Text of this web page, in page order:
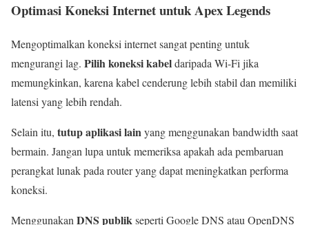
Optimasi Koneksi Internet untuk Apex Legends
Mengoptimalkan koneksi internet sangat penting untuk
mengurangi lag. Pilih koneksi kabeldaripada Wi-Fi jika
memungkinkan, karena kabel cenderung lebih stabil dan memiliki
latensi yang lebih rendah.
Selain itu, tutup aplikasi lainyang menggunakan bandwidth saat
bermain. Jangan lupa untuk memeriksa apakah ada pembaruan
perangkat lunak pada router yang dapat meningkatkan performa
koneksi.
Menggunakan DNS publikseperti Google DNS atau OpenDNS